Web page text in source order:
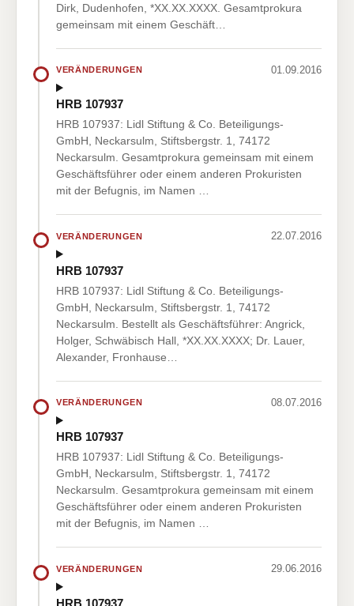
Dirk, Dudenhofen, *XX.XX.XXXX. Gesamtprokura
gemeinsam mit einem Geschäft…
VERÄNDERUNGEN 01.09.2016
HRB 107937
HRB 107937: Lidl Stiftung & Co. Beteiligungs-
GmbH, Neckarsulm, Stiftsbergstr. 1, 74172
Neckarsulm. Gesamtprokura gemeinsam mit einem
Geschäftsführer oder einem anderen Prokuristen
mit der Befugnis, im Namen …
VERÄNDERUNGEN 22.07.2016
HRB 107937
HRB 107937: Lidl Stiftung & Co. Beteiligungs-
GmbH, Neckarsulm, Stiftsbergstr. 1, 74172
Neckarsulm. Bestellt als Geschäftsführer: Angrick,
Holger, Schwäbisch Hall, *XX.XX.XXXX; Dr. Lauer,
Alexander, Fronhause…
VERÄNDERUNGEN 08.07.2016
HRB 107937
HRB 107937: Lidl Stiftung & Co. Beteiligungs-
GmbH, Neckarsulm, Stiftsbergstr. 1, 74172
Neckarsulm. Gesamtprokura gemeinsam mit einem
Geschäftsführer oder einem anderen Prokuristen
mit der Befugnis, im Namen …
VERÄNDERUNGEN 29.06.2016
HRB 107937